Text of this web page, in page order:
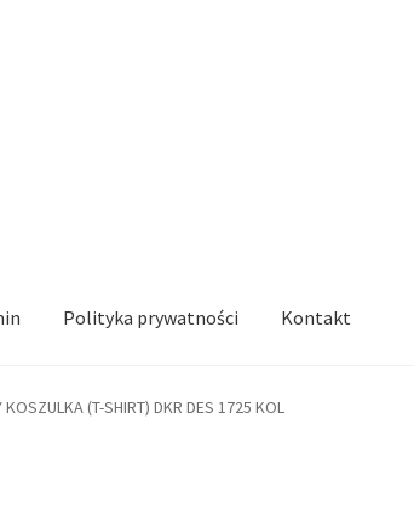
Polityka prywatności Kontakt
KOSZULKA (T-SHIRT) DKR DES 1725 KOL